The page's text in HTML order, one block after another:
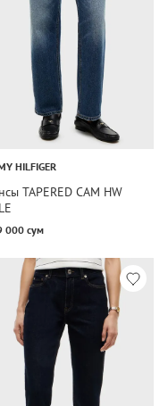
HILFIGER
TAPERED CAM HW
000 сум